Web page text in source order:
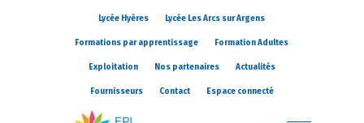
Lycée Hyères Lycée Les Arcs sur Argens
Formations par apprentissage Formation Adultes
Exploitation Nos partenaires Actualités
Fournisseurs Contact Espace connecté